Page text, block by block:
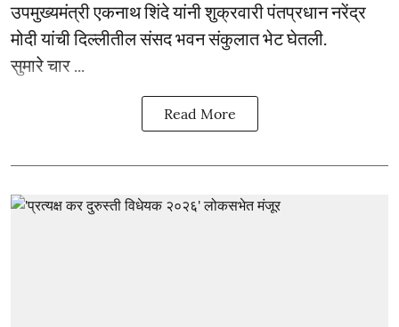
उपमुख्यमंत्री एकनाथ शिंदे यांनी शुक्रवारी पंतप्रधान नरेंद्र
मोदी यांची दिल्लीतील संसद भवन संकुलात भेट घेतली.
सुमारे चार ...
Read More